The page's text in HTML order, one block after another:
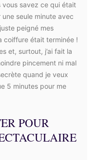
vous savez ce qui était
une seule minute avec
peigné mes
coiffure était terminée !
et, surtout, j’ai fait la
pincement ni mal
quand je veux
5 minutes pour me
POUR